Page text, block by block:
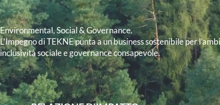
Environmental, Social & Governance.
L’Impegno di TEKNE punta a un business sostenibile per
inclusività socialeegovernance consapevole.